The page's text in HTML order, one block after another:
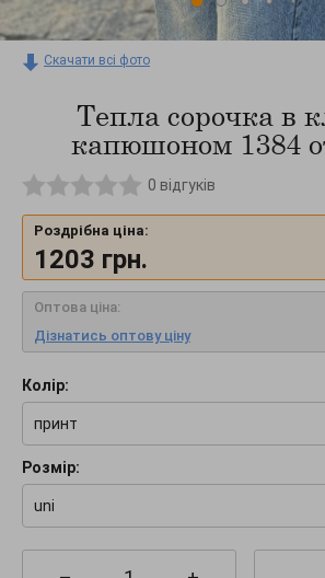
Скачати всі фото
Тепла сорочка в
капюшоном 1384
0 відгуків
Роздрібна ціна:
1203 грн.
Оптова ціна:
Дізнатись оптову ціну
Колір:
принт
Розмір:
uni